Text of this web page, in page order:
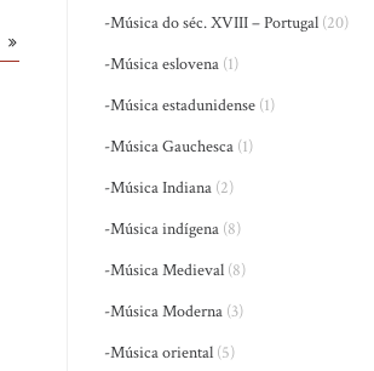
-Música do séc. XVIII – Portugal (20)
-Música eslovena (1)
-Música estadunidense (1)
-Música Gauchesca (1)
-Música Indiana (2)
-Música indígena (8)
-Música Medieval (8)
-Música Moderna (3)
-Música oriental (5)